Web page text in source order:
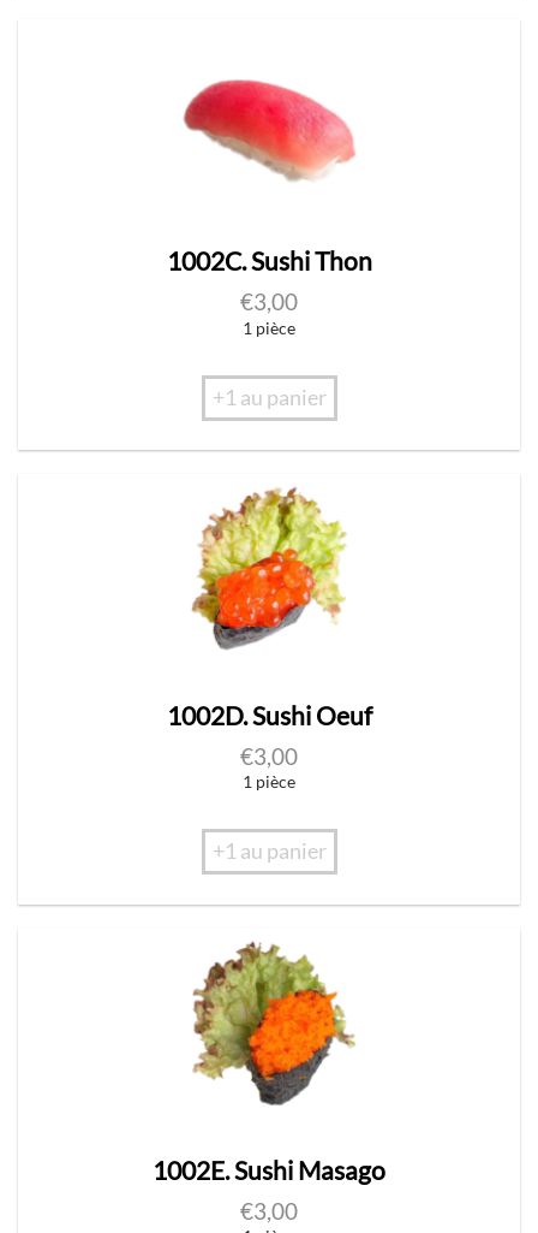
1002C. Sushi Thon
€3,00
1 pièce
+1 au panier
1002D. Sushi Oeuf
€3,00
1 pièce
+1 au panier
1002E. Sushi Masago
€3,00